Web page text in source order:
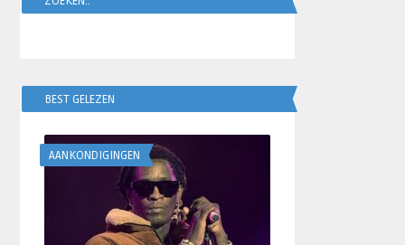
BEST GELEZEN
AANKONDIGINGEN